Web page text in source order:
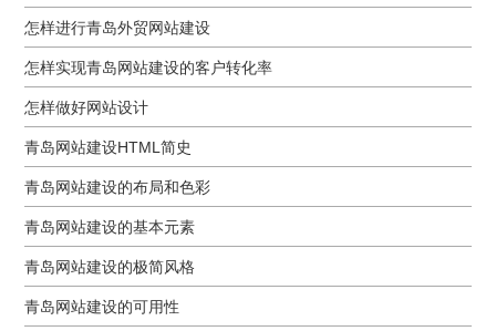
怎样进行青岛外贸网站建设
怎样实现青岛网站建设的客户转化率
怎样做好网站设计
青岛网站建设HTML简史
青岛网站建设的布局和色彩
青岛网站建设的基本元素
青岛网站建设的极简风格
青岛网站建设的可用性